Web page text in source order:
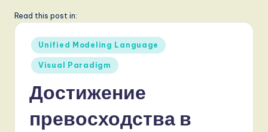
P
R
Read this post in:
Опубликовано
Unified Modeling Language
Visual Paradigm
Достижение
превосходства в